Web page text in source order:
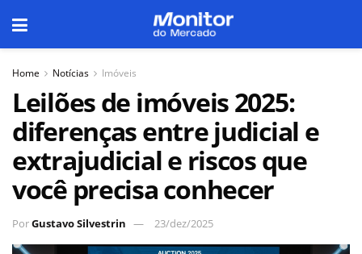
Home Notícias Imóveis
Leilões de imóveis 2025:
diferenças entre judicial e
extrajudicial e riscos que
você precisa conhecer
PorGustavo Silvestrin 23/dez/2025